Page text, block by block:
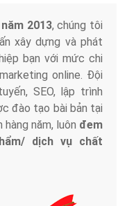
2013, chúng tôi
xây dựng và phát
bạn với mức chi
online. Đội
SEO, lập trình
đào tạo bài bản tại
năm, luôn đem
dịch vụ chất